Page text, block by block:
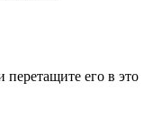
его в это